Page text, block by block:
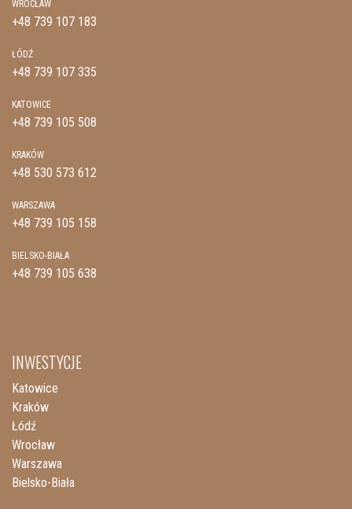
WROCŁAW
+48 739 107 183
ŁÓDŹ
+48 739 107 335
KATOWICE
+48 739 105 508
KRAKÓW
+48 530 573 612
WARSZAWA
+48 739 105 158
BIELSKO-BIAŁA
+48 739 105 638
INWESTYCJE
Katowice
Kraków
Łódź
Wrocław
Warszawa
Bielsko-Biała